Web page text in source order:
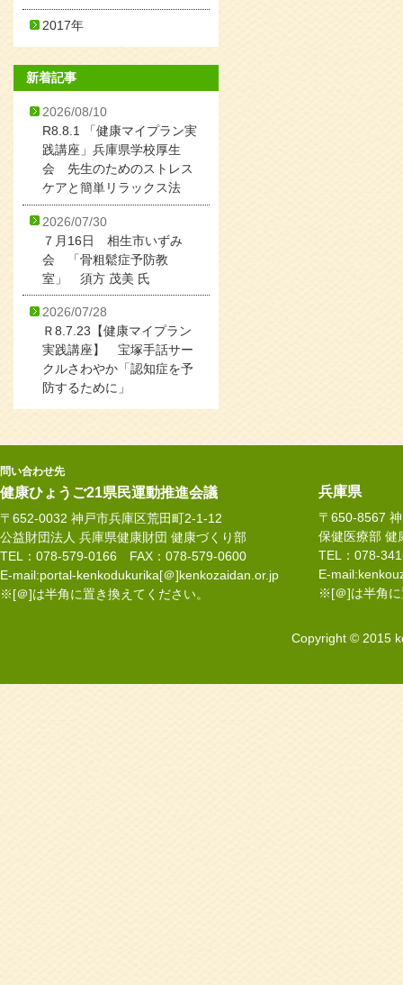
2017年
新着記事
2026/08/10
R8.8.1 「健康マイプラン実
践講座」兵庫県学校厚生
会 先生のためのストレス
ケアと簡単リラックス法
2026/07/30
７月16日 相生市いずみ
会 「骨粗鬆症予防教
室」 須方 茂美 氏
2026/07/28
Ｒ8.7.23【健康マイプラン
実践講座】 宝塚手話サー
クルさわやか「認知症を予
防するために」
問い合わせ先
健康ひょうご21県民運動推進会議
〒652-0032 神戸市兵庫区荒田町2-1-12
公益財団法人 兵庫県健康財団 健康づくり部
TEL：078-579-0166 FAX：078-579-0600
E-mail:portal-kenkodukurika[＠]kenkozaidan.or.jp
※[＠]は半角に置き換えてください。
兵庫県
〒650-8567
保健医療部 健
TEL：078-
E-
※[＠]は半角に
Copyright © 2015